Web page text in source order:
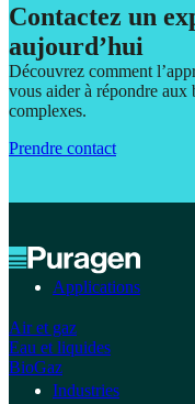
Contactez un
aujourd’hui
Découvrez comment
vous aider à répondre
complexes.
Prendre contact
Applications
Air et gaz
Eau et liquides
BioGaz
Industries